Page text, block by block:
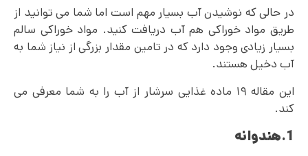
در حالی که نوشیدن آب بسیار مهم است اما شما می توانید از
طریق مواد خوراکی هم آب دریافت کنید. مواد خوراکی سالم
بسیار زیادی وجود دارد که در تامین مقدار بزرگی از نیاز شما به
آب دخیل هستند.
این مقاله ۱۹ ماده غذایی سرشار از آب را به شما معرفی می
کند.
1.هندوانه